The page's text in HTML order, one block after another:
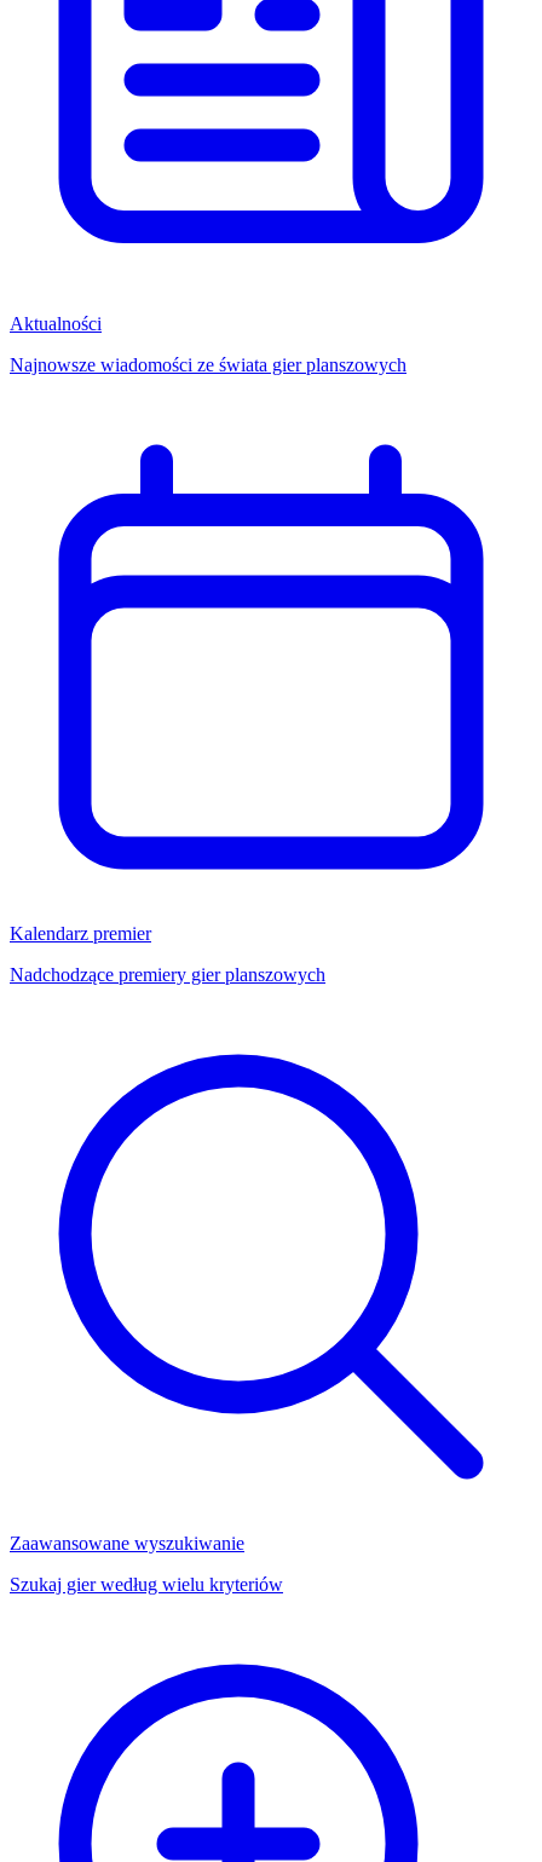
Aktualności
Najnowsze wiadomości ze świata gier planszowych
Kalendarz premier
Nadchodzące premiery gier planszowych
Zaawansowane wyszukiwanie
Szukaj gier według wielu kryteriów